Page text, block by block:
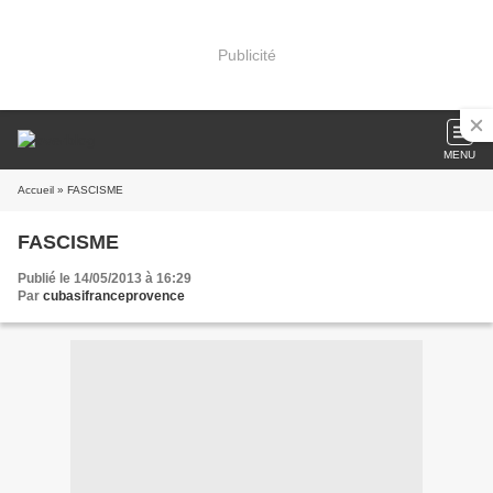
Publicité
MENU
Accueil » FASCISME
FASCISME
Publié le 14/05/2013 à 16:29
Par cubasifranceprovence